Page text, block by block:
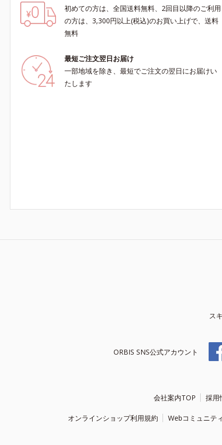
初めての方は、全国送料無料、2回目以降のご利用
の方は、3,300円以上(税込)のお買い上げで、送料
無料
最短ご注文翌日お届け
一部地域を除き、最短でご注文の翌日にお届けい
たします
ス
ORBIS SNS公式アカウント
会社案内TOP 採用
オンラインショップ利用規約 Webコミュニテ